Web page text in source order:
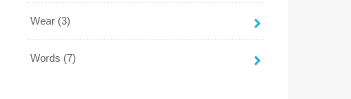
Wear (3)
Words (7)